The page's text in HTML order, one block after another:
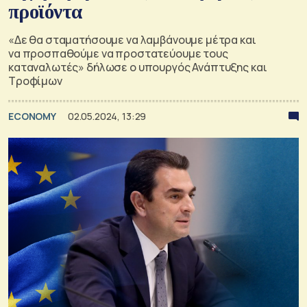
προϊόντα
«Δε θα σταματήσουμε να λαμβάνουμε μέτρα και
να προσπαθούμε να προστατεύουμε τους
καταναλωτές» δήλωσε ο υπουργός Ανάπτυξης και
Τροφίμων
ECONOMY 02.05.2024, 13:29